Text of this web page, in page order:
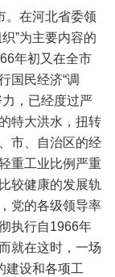
。在河北省委领
”为主要内容的
年初又在全市
国民经济“调
，已经度过严
特大洪水，扭转
市、自治区的经
重工业比例严重
较健康的发展轨
党的各级领导率
执行自1966年
就在这时，一场
建设和各项工